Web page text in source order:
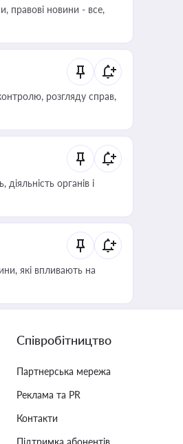
правові новини - все,
розгляду справ,
органів і
які впливають на
Співробітництво
Партнерська мережа
Реклама та PR
Контакти
Підтримка абонентів